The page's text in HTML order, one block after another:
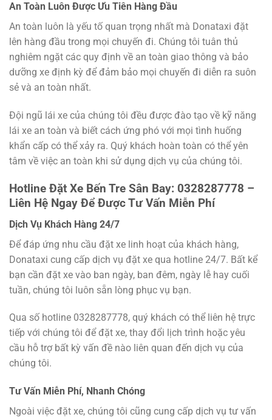
An Toàn Luôn Được Ưu Tiên Hàng Đầu
An toàn luôn là yếu tố quan trọng nhất mà Donataxi đặt
lên hàng đầu trong mọi chuyến đi. Chúng tôi tuân thủ
nghiêm ngặt các quy định về an toàn giao thông và bảo
dưỡng xe định kỳ để đảm bảo mọi chuyến đi diễn ra suôn
sẻ và an toàn nhất.
Đội ngũ lái xe của chúng tôi đều được đào tạo về kỹ năng
lái xe an toàn và biết cách ứng phó với mọi tình huống
khẩn cấp có thể xảy ra. Quý khách hoàn toàn có thể yên
tâm về việc an toàn khi sử dụng dịch vụ của chúng tôi.
Hotline Đặt Xe Bến Tre Sân Bay: 0328287778 –
Liên Hệ Ngay Để Được Tư Vấn Miễn Phí
Dịch Vụ Khách Hàng 24/7
Để đáp ứng nhu cầu đặt xe linh hoạt của khách hàng,
Donataxi cung cấp dịch vụ đặt xe qua hotline 24/7. Bất kể
bạn cần đặt xe vào ban ngày, ban đêm, ngày lễ hay cuối
tuần, chúng tôi luôn sẵn lòng phục vụ bạn.
Qua số hotline 0328287778, quý khách có thể liên hệ trực
tiếp với chúng tôi để đặt xe, thay đổi lịch trình hoặc yêu
cầu hỗ trợ bất kỳ vấn đề nào liên quan đến dịch vụ của
chúng tôi.
Tư Vấn Miễn Phí, Nhanh Chóng
Ngoài việc đặt xe, chúng tôi cũng cung cấp dịch vụ tư vấn